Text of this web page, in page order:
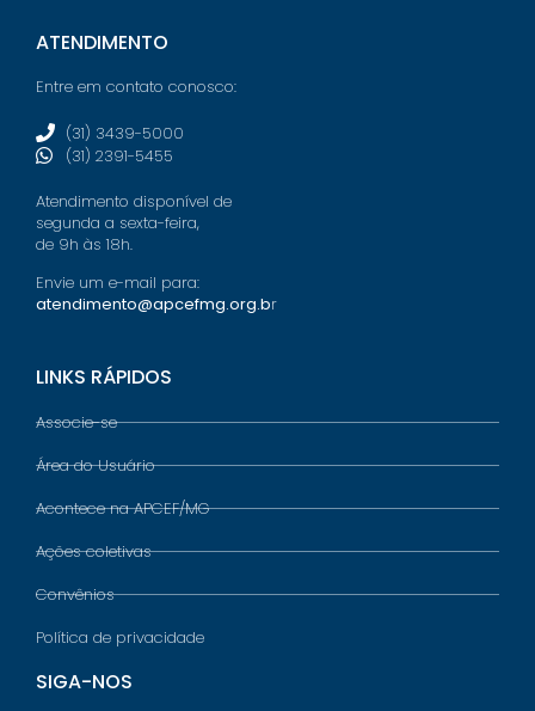
ATENDIMENTO
Entre em contato conosco:
(31) 3439-5000
(31) 2391-5455
Atendimento disponível de
segunda a sexta-feira,
de 9h às 18h.
Envie um e-mail para:
atendimento@apcefmg.org.br
LINKS RÁPIDOS
Associe-se
Área do Usuário
Acontece na APCEF/MG
Ações coletivas
Convênios
Política de privacidade
SIGA-NOS